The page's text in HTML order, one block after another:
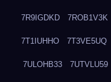
7R9IGDKD 7ROB1V3K
7T1IUHHO 7T3VE5UQ
7ULOHB33 7UTVLU59